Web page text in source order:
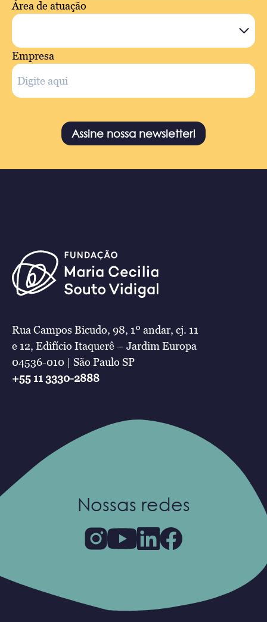
Área de atuação
Empresa
Assine nossa newsletter!
Rua Campos Bicudo, 98, 1º andar, cj. 11
e 12, Edifício Itaquerê – Jardim Europa
04536-010 | São Paulo SP
+55 11 3330-2888
Nossas redes